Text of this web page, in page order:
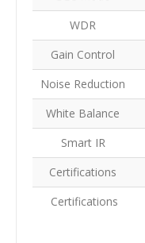
WDR
Gain Control
Noise Reduction
White Balance
Smart IR
Certifications
Certifications